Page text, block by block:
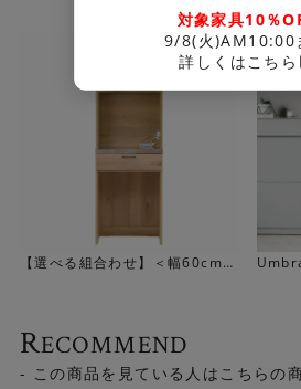
ク
【選べる組合わせ】＜幅60cm＞
RECOMMEND
- この商品を見ている人はこちらの
対象家具10％
9/8(火)AM10:00
詳しくはこち